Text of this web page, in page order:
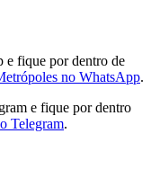
e fique por dentro de
no WhatsApp.
e fique por dentro
Telegram.